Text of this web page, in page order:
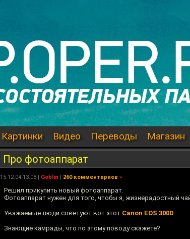
Картинки Видео Переводы Магазин
Про фотоаппарат
15.12.04 13:08 | Goblin | 260 комментариев »
Решил прикупить новый фотоаппарат.
Фотоаппарат нужен для того, чтобы я, жизнерадостный
Уважаемые люди советуют вот этот Canon EOS 300D.
Знающие камрады, что по этому поводу скажете?